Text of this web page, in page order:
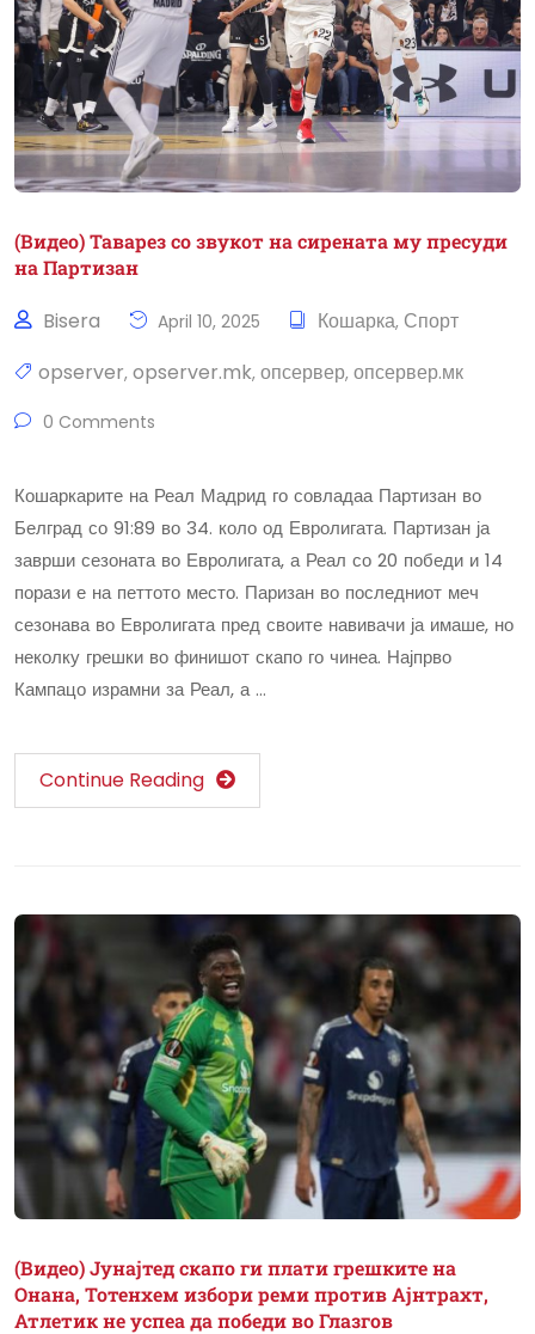
(Видео) Таварез со звукот на сирената му пресуди
на Партизан
Bisera April 10, 2025 Кошарка, Спорт
opserver, opserver.mk, опсервер, опсервер.мк
0 Comments
Кошаркарите на Реал Мадрид го совладаа Партизан во
Белград со 91:89 во 34. коло од Евролигата. Партизан ја
заврши сезоната во Евролигата, а Реал со 20 победи и 14
порази е на петтото место. Паризан во последниот меч
сезонава во Евролигата пред своите навивачи ја имаше, но
неколку грешки во финишот скапо го чинеа. Најпрво
Кампацо израмни за Реал, а …
Continue Reading
(Видео) Јунајтед скапо ги плати грешките на
Онана, Тотенхем избори реми против Ајнтрахт,
Атлетик не успеа да победи во Глазгов